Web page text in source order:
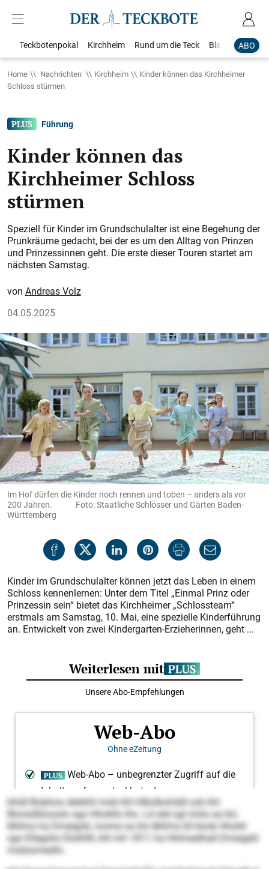
ABO
Teckbotenpokal Kirchheim Rund um die Teck Blaulicht
Home Nachrichten Kirchheim
Kinder können das Kirchheimer
Schloss stürmen
Führung
Kinder können das
Kirchheimer Schloss
stürmen
Speziell für Kinder im Grundschulalter ist eine Begehung der
Prunkräume gedacht, bei der es um den Alltag von Prinzen
und Prinzessinnen geht. Die erste dieser Touren startet am
nächsten Samstag.
Andreas Volz
04.05.2025
Im Hof dürfen die Kinder noch rennen und toben – anders als vor
200 Jahren. Foto: Staatliche Schlösser und Gärten Baden-
Württemberg
Kinder im Grundschulalter können jetzt das Leben in einem
Schloss kennenlernen: Unter dem Titel „Einmal Prinz oder
Prinzessin sein“ bietet das Kirchheimer „Schlossteam“
erstmals am Samstag, 10. Mai, eine spezielle Kinderführung
an. Entwickelt von zwei Kindergarten-Erzieherinnen, geht ...
khldl Büeloos delehlii mob khl Hlkülbohddl ook khl
Blmsldlliiooslo sgo Hhokllo lho. Ld slel sgl miila oa klo
Miilms ha Dmeigdd, mome oa klo Miilms kll büob Hhokll
sgo Ellegsho Elolhllll, khl mh 1811 ha Hhlmeelhall Dmeigdd
mobsomedlo.